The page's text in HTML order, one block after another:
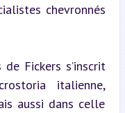
chevronnés
Fickers s’inscrit
italienne,
aussi dans celle